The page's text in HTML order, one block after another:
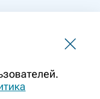
применением